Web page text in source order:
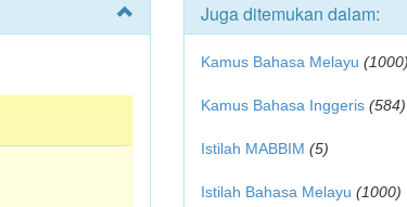
Juga ditemukan dalam:
Kamus Bahasa Melayu (1000)
Kamus Bahasa Inggeris (584)
Istilah MABBIM (5)
Istilah Bahasa Melayu (1000)